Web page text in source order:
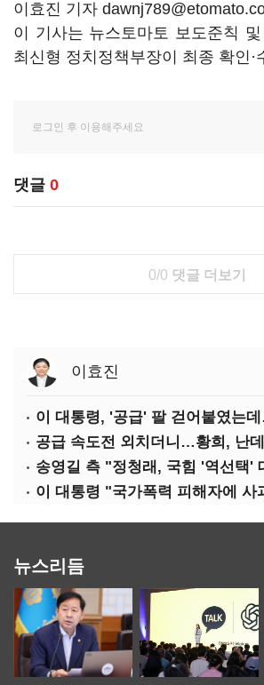
이효진 기자
이 기사는 뉴스토마토 보도준칙
최신형 정치정책부장이 최종 확인·
댓글 0
0/0 댓글 더보기
이효진
뉴스리듬